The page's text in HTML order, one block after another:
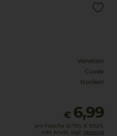
Venetien
Cuvée
trocken
€ 6,99
pro Flasche (0.75l), € 9,32/L
inkl. MwSt. zzgl. Versand